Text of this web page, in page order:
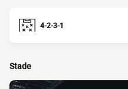
4-2-3-1
Stade